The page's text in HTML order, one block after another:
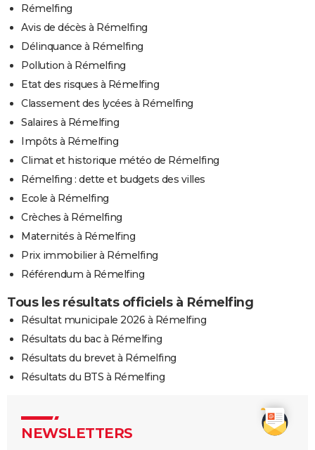
Rémelfing
Avis de décès à Rémelfing
Délinquance à Rémelfing
Pollution à Rémelfing
Etat des risques à Rémelfing
Classement des lycées à Rémelfing
Salaires à Rémelfing
Impôts à Rémelfing
Climat et historique météo de Rémelfing
Rémelfing : dette et budgets des villes
Ecole à Rémelfing
Crèches à Rémelfing
Maternités à Rémelfing
Prix immobilier à Rémelfing
Référendum à Rémelfing
Tous les résultats officiels à Rémelfing
Résultat municipale 2026 à Rémelfing
Résultats du bac à Rémelfing
Résultats du brevet à Rémelfing
Résultats du BTS à Rémelfing
NEWSLETTERS